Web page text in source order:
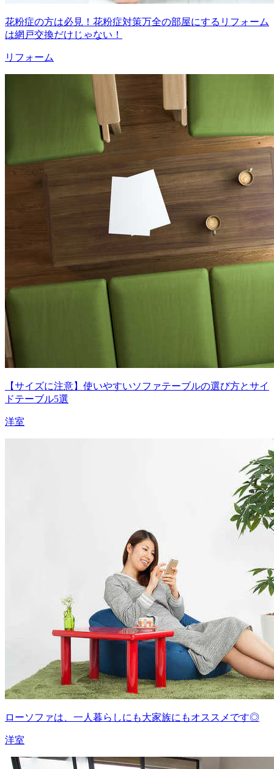
花粉症の方は必見！花粉症対策万全の部屋にするリフォーム
は網戸交換だけじゃない！
リフォーム
【サイズに注意】使いやすいソファテーブルの選び方とサイ
ドテーブル5選
洋室
ローソファは、一人暮らしにも大家族にもオススメです◎
洋室